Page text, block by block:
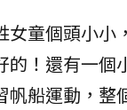
女童個頭小
的！還有一個
帆船運動，整